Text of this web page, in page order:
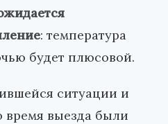
: температура
будет плюсовой.
ситуации и
выезда были